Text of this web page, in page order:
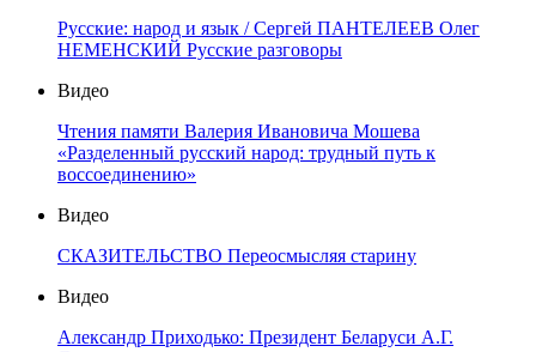
Русские: народ и язык / Сергей ПАНТЕЛЕЕВ Олег
НЕМЕНСКИЙ Русские разговоры
Видео
Чтения памяти Валерия Ивановича Мошева
«Разделенный русский народ: трудный путь к
воссоединению»
Видео
СКАЗИТЕЛЬСТВО Переосмысляя старину
Видео
Александр Приходько: Президент Беларуси А.Г.